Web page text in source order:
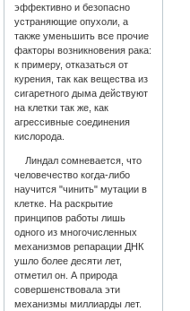
эффективно и безопасно
устраняющие опухоли, а
также уменьшить все прочие
факторы возникновения рака:
к примеру, отказаться от
курения, так как вещества из
сигаретного дыма действуют
на клетки так же, как
агрессивные соединения
кислорода.
Линдал сомневается, что
человечество когда-либо
научится "чинить" мутации в
клетке. На раскрытие
принципов работы лишь
одного из многочисленных
механизмов репарации ДНК
ушло более десяти лет,
отметил он. А природа
совершенствовала эти
механизмы миллиарды лет.